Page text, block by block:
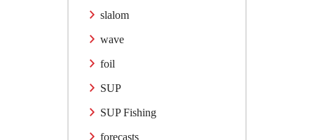
slalom
wave
foil
SUP
SUP Fishing
forecasts